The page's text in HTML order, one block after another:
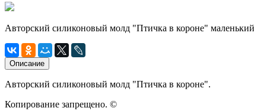
Авторский силиконовый молд "Птичка в короне"
Описание
Авторский силиконовый молд "Птичка в короне".
Копирование запрещено. ©